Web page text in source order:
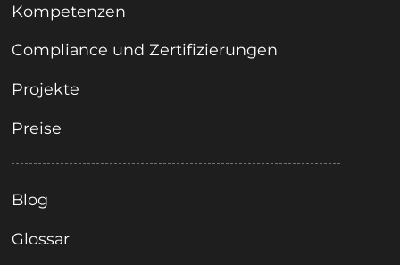
Kompetenzen
Compliance und Zertifizierungen
Projekte
Preise
Blog
Glossar